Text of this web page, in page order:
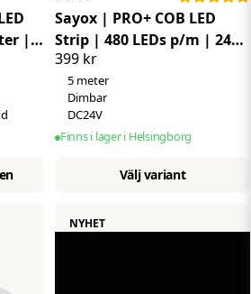
|
|
Sayox | PRO+ COB LED
Strip | 480 LEDs p/m | 24V
| IP67 | 11.2W p/m
399 kr
5 meter
Dimbar
DC24V
Finns i lager i Helsingborg
Välj variant
NYHET